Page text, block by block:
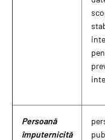
Persoană
împuternicită